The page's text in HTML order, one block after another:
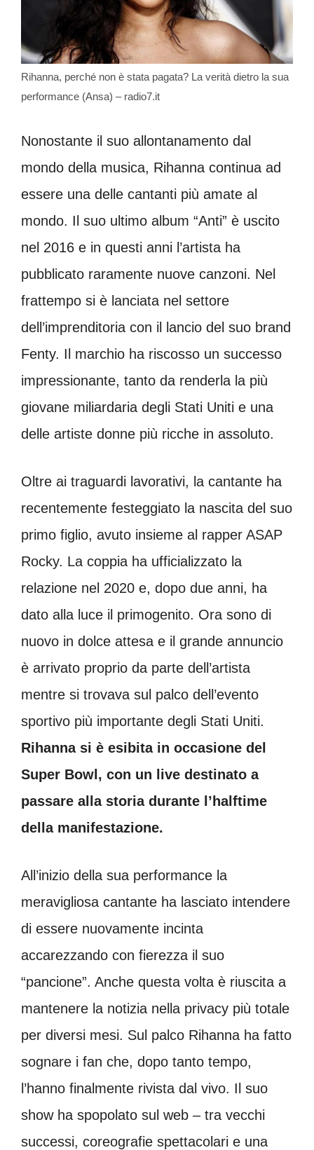
Rihanna, perché non è stata pagata? La verità dietro la sua
performance (Ansa) – radio7.it
Nonostante il suo allontanamento dal
mondo della musica, Rihanna continua ad
essere una delle cantanti più amate al
mondo. Il suo ultimo album “Anti” è uscito
nel 2016 e in questi anni l’artista ha
pubblicato raramente nuove canzoni. Nel
frattempo si è lanciata nel settore
dell’imprenditoria con il lancio del suo brand
Fenty. Il marchio ha riscosso un successo
impressionante, tanto da renderla la più
giovane miliardaria degli Stati Uniti e una
delle artiste donne più ricche in assoluto.
Oltre ai traguardi lavorativi, la cantante ha
recentemente festeggiato la nascita del suo
primo figlio, avuto insieme al rapper ASAP
Rocky. La coppia ha ufficializzato la
relazione nel 2020 e, dopo due anni, ha
dato alla luce il primogenito. Ora sono di
nuovo in dolce attesa e il grande annuncio
è arrivato proprio da parte dell’artista
mentre si trovava sul palco dell’evento
sportivo più importante degli Stati Uniti.
Rihanna si è esibita in occasione del
Super Bowl, con un live destinato a
passare alla storia durante l’halftime
della manifestazione.
All’inizio della sua performance la
meravigliosa cantante ha lasciato intendere
di essere nuovamente incinta
accarezzando con fierezza il suo
“pancione”. Anche questa volta è riuscita a
mantenere la notizia nella privacy più totale
per diversi mesi. Sul palco Rihanna ha fatto
sognare i fan che, dopo tanto tempo,
l’hanno finalmente rivista dal vivo. Il suo
show ha spopolato sul web – tra vecchi
successi, coreografie spettacolari e una